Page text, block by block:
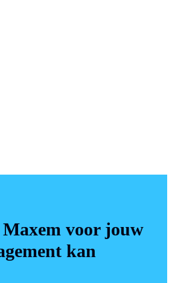
voor jouw
kan